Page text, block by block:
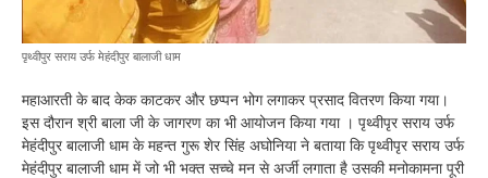
पृथ्वीपुर सराय उर्फ मेहंदीपुर बालाजी धाम
महाआरती के बाद केक काटकर और छप्पन भोग लगाकर प्रसाद वितरण किया गया।
इस दौरान श्री बाला जी के जागरण का भी आयोजन किया गया । पृथ्वीपृर सराय उर्फ
मेहंदीपुर बालाजी धाम के महन्त गुरू शेर सिंह अघोनिया ने बताया कि पृथ्वीपृर सराय उर्फ
मेहंदीपुर बालाजी धाम में जो भी भक्त सच्चे मन से अर्जी लगाता है उसकी मनोकामना पूरी